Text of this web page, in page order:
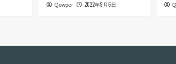
Qowper 2022年9月6日